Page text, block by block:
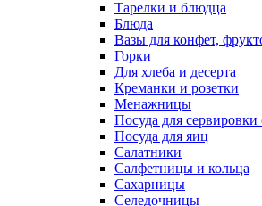
Тарелки и блюдца
Блюда
Вазы для конфет,
Горки
Для хлеба и десерта
Креманки и розетки
Менажницы
Посуда для сервировки
Посуда для яиц
Салатники
Салфетницы и кольца
Сахарницы
Селедочницы